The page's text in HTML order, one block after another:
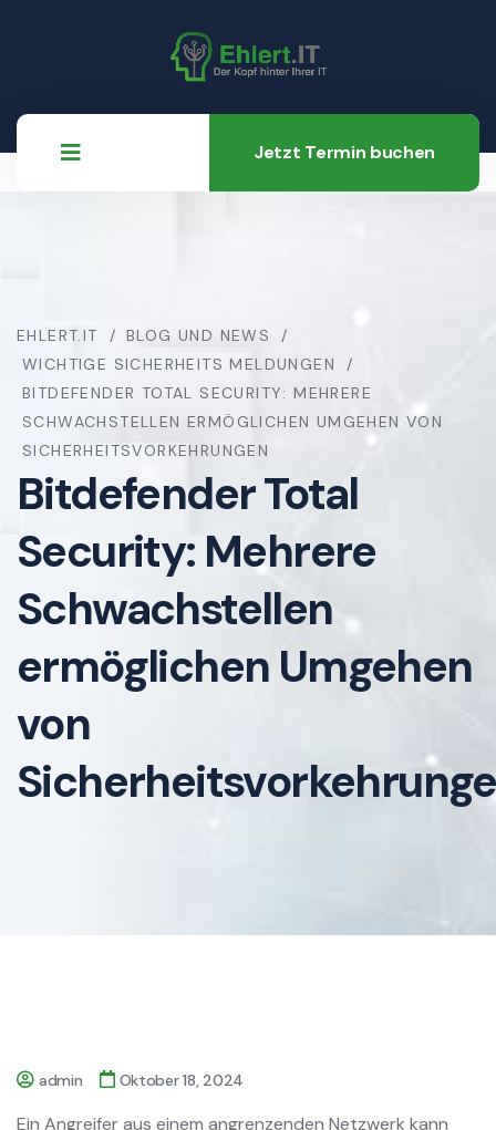
Jetzt Termin buchen
EHLERT.IT
BLOG UND NEWS
WICHTIGE SICHERHEITS MELDUNGEN
BITDEFENDER TOTAL SECURITY: MEHRERE
SCHWACHSTELLEN ERMÖGLICHEN UMGEHEN VON
SICHERHEITSVORKEHRUNGEN
Bitdefender Total
Security: Mehrere
Schwachstellen
ermöglichen Umgehen
von
admin Oktober 18, 2024
Ein Angreifer aus einem angrenzenden Netzwerk kann